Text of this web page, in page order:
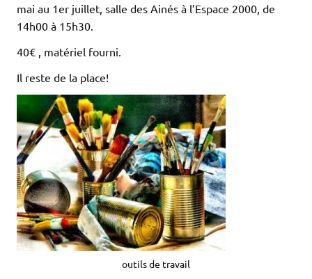
mai au 1er juillet, salle des Ainés à l’Espace 2000, de
14h00 à 15h30.
40€ , matériel fourni.
Il reste de la place!
outils de travail